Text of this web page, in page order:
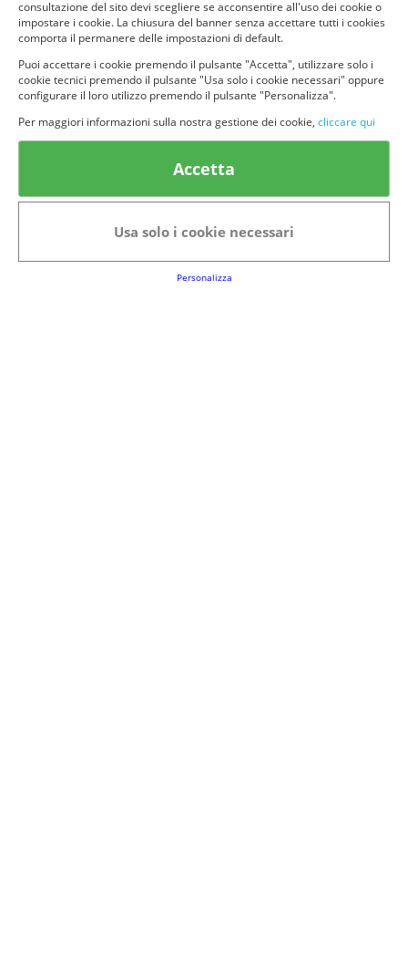
© provaprodottigratis.it 2023 | All Rights Reserved.
Alimenti e bevande
Nuovi prodotti
Senior
consultazione del sito devi scegliere se acconsentire all'uso dei cookie o
impostare i cookie. La chiusura del banner senza accettare tutti i cookies
comporta il permanere delle impostazioni di default.
Puoi accettare i cookie premendo il pulsante "Accetta", utilizzare solo i
cookie tecnici premendo il pulsante "Usa solo i cookie necessari" oppure
configurare il loro utilizzo premendo il pulsante "Personalizza".
Per maggiori informazioni sulla nostra gestione dei cookie, cliccare qui
Accetta
Usa solo i cookie necessari
Personalizza